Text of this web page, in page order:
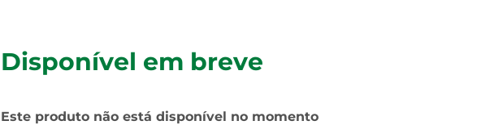
Disponível em breve
Este produto não está disponível no momento